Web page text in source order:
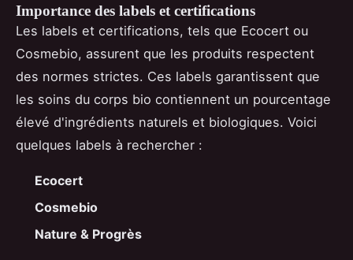
Importance des labels et certifications
Les labels et certifications, tels que Ecocert ou
Cosmebio, assurent que les produits respectent
des normes strictes. Ces labels garantissent que
les soins du corps bio contiennent un pourcentage
élevé d'ingrédients naturels et biologiques. Voici
quelques labels à rechercher :
Ecocert
Cosmebio
Nature & Progrès